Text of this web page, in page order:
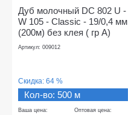
Дуб молочный DC 802 U -
W 105 - Classic - 19/0,4 мм
(200м) без клея ( гр А)
Артикул: 009012
Скидка: 64 %
Кол-во: 500 м
Ваша цена: Оптовая цена: